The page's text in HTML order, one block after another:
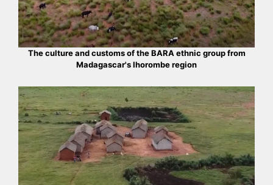
The culture and customs of the BARA ethnic group from
Madagascar's Ihorombe region